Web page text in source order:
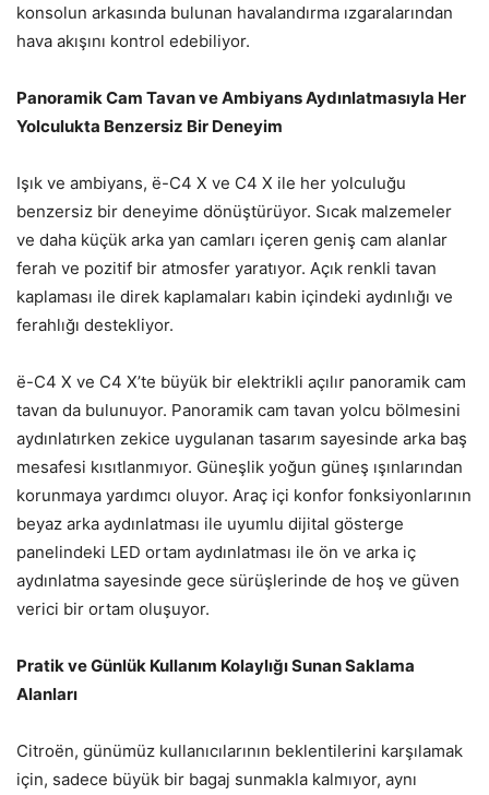
konsolun arkasında bulunan havalandırma ızgaralarından
hava akışını kontrol edebiliyor.
Panoramik Cam Tavan ve Ambiyans Aydınlatmasıyla Her
Yolculukta Benzersiz Bir Deneyim
Işık ve ambiyans, ë-C4 X ve C4 X ile her yolculuğu
benzersiz bir deneyime dönüştürüyor. Sıcak malzemeler
ve daha küçük arka yan camları içeren geniş cam alanlar
ferah ve pozitif bir atmosfer yaratıyor. Açık renkli tavan
kaplaması ile direk kaplamaları kabin içindeki aydınlığı ve
ferahlığı destekliyor.
ë-C4 X ve C4 X’te büyük bir elektrikli açılır panoramik cam
tavan da bulunuyor. Panoramik cam tavan yolcu bölmesini
aydınlatırken zekice uygulanan tasarım sayesinde arka baş
mesafesi kısıtlanmıyor. Güneşlik yoğun güneş ışınlarından
korunmaya yardımcı oluyor. Araç içi konfor fonksiyonlarının
beyaz arka aydınlatması ile uyumlu dijital gösterge
panelindeki LED ortam aydınlatması ile ön ve arka iç
aydınlatma sayesinde gece sürüşlerinde de hoş ve güven
verici bir ortam oluşuyor.
Pratik ve Günlük Kullanım Kolaylığı Sunan Saklama
Alanları
Citroën, günümüz kullanıcılarının beklentilerini karşılamak
için, sadece büyük bir bagaj sunmakla kalmıyor, aynı